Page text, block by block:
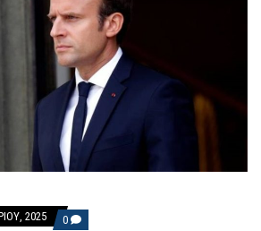
2025 0 COMMENTS